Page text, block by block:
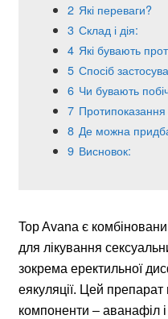
2 Які переваги?
3 Склад і дія:
4 Які бувають
5 Спосіб
6 Чи бувають
7
8 Де можна
9 Висновок:
Top Avana є
для лікування
зокрема еректильної
еякуляції. Цей препарат
компоненти – аванафіл і